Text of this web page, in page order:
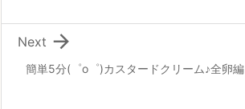
簡単5分(゜o゜)カスタードクリーム♪全卵編

Next